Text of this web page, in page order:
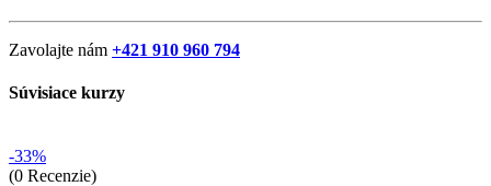
Zavolajte nám +421 910 960 794
Súvisiace kurzy
-33%
(0 Recenzie)